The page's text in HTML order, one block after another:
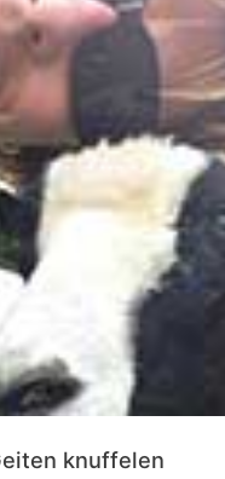
knuffelen